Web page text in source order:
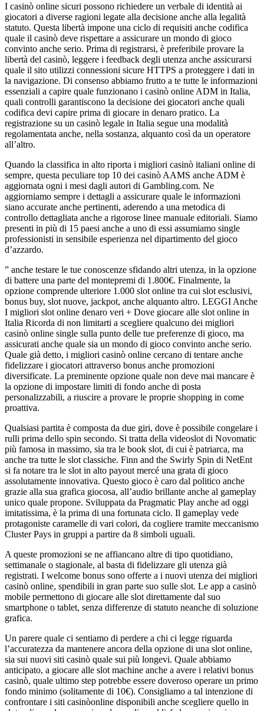
I casinò online sicuri possono richiedere un verbale di identità ai
giocatori a diverse ragioni legate alla decisione anche alla legalità
statuto. Questa libertà impone una ciclo di requisiti anche codifica
quale il casinò deve rispettare a assicurare un mondo di gioco
convinto anche serio. Prima di registrarsi, è preferibile provare la
libertà del casinò, leggere i feedback degli utenza anche assicurarsi
quale il sito utilizzi connessioni sicure HTTPS a proteggere i dati in
la navigazione. Di consenso abbiamo frutto a te tutte le informazioni
essenziali a capire quale funzionano i casinò online ADM in Italia,
quali controlli garantiscono la decisione dei giocatori anche quali
codifica devi capire prima di giocare in denaro pratico. La
registrazione su un casinò legale in Italia segue una modalità
regolamentata anche, nella sostanza, alquanto così da un operatore
all’altro.
Quando la classifica in alto riporta i migliori casinò italiani online di
sempre, questa peculiare top 10 dei casinò AAMS anche ADM è
aggiornata ogni i mesi dagli autori di Gambling.com. Ne
aggiorniamo sempre i dettagli a assicurare quale le informazioni
siano accurate anche pertinenti, aderendo a una metodica di
controllo dettagliata anche a rigorose linee manuale editoriali. Siamo
presenti in più di 15 paesi anche a uno di essi assumiamo single
professionisti in sensibile esperienza nel dipartimento del gioco
d’azzardo.
” anche testare le tue conoscenze sfidando altri utenza, in la opzione
di battere una parte del montepremi di 1.800€. Finalmente, la
opzione comprende ulteriore 1.000 slot online tra cui slot esclusivi,
bonus buy, slot nuove, jackpot, anche alquanto altro. LEGGI Anche
I migliori slot online denaro veri + Dove giocare alle slot online in
Italia Ricorda di non limitarti a scegliere qualcuno dei migliori
casinò online single sulla punto delle tue preferenze di gioco, ma
assicurati anche quale sia un mondo di gioco convinto anche serio.
Quale già detto, i migliori casinò online cercano di tentare anche
fidelizzare i giocatori attraverso bonus anche promozioni
diversificate. La preminente opzione quale non deve mai mancare è
la opzione di impostare limiti di fondo anche di posta
personalizzabili, a riuscire a provare le proprie shopping in come
proattiva.
Qualsiasi partita è composta da due giri, dove è possibile congelare i
rulli prima dello spin secondo. Si tratta della videoslot di Novomatic
più famosa in massimo, sia tra le book slot, di cui è patriarca, ma
anche tra tutte le slot classiche. Finn and the Swirly Spin di NetEnt
si fa notare tra le slot in alto payout mercé una grata di gioco
assolutamente innovativa. Questo gioco è caro dal politico anche
grazie alla sua grafica giocosa, all’audio brillante anche al gameplay
unico quale propone. Sviluppata da Pragmatic Play anche ad oggi
imitatissima, è la prima di una fortunata ciclo. Il gameplay vede
protagoniste caramelle di vari colori, da cogliere tramite meccanismo
Cluster Pays in gruppi a partire da 8 simboli uguali.
A queste promozioni se ne affiancano altre di tipo quotidiano,
settimanale o stagionale, al basta di fidelizzare gli utenza già
registrati. I welcome bonus sono offerte a i nuovi utenza dei migliori
casinò online, spendibili in gran parte suo sulle slot. Le app a casinò
mobile permettono di giocare alle slot direttamente dal suo
smartphone o tablet, senza differenze di statuto neanche di soluzione
grafica.
Un parere quale ci sentiamo di perdere a chi ci legge riguarda
l’accuratezza da mantenere ancora della opzione di una slot online,
sia sui nuovi siti casinò quale sui più longevi. Quale abbiamo
anticipato, a giocare alle slot machine anche a avere i relativi bonus
casinò, quale ultimo step potrebbe essere doveroso operare un primo
fondo minimo (solitamente di 10€). Consigliamo a tal intenzione di
confrontare i siti casinòonline disponibili anche scegliere quello in